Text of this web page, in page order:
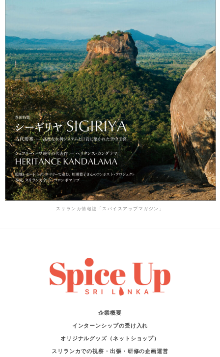
スリランカ情報誌「スパイスアップマガジン」
企業概要
インターンシップの受け入れ
オリジナルグッズ（ネットショップ）
スリランカでの視察・出張・研修の企画運営